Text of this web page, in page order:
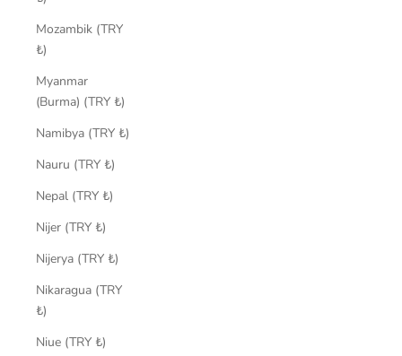
Mozambik (TRY
₺)
Myanmar
(Burma) (TRY ₺)
Namibya (TRY ₺)
Nauru (TRY ₺)
Nepal (TRY ₺)
Nijer (TRY ₺)
Nijerya (TRY ₺)
Nikaragua (TRY
₺)
Niue (TRY ₺)